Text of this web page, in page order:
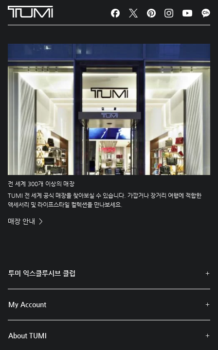
전 세계 300개 이상의 매장
TUMI 전 세계 공식 매장을 찾아보실 수 있습니다. 가깝거나 장거리 여행에 적합한
액세서리 및 라이프스타일 컬렉션을 만나보세요.
매장 안내
투미 익스클루시브 클럽
My Account
About TUMI